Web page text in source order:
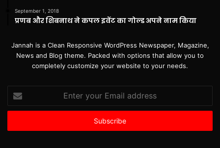
September 1, 2018
प्रणब और शिबनाथ ने कपल इवेंट का गोल्ड अपने नाम किया
Jannah is a Clean Responsive WordPress Newspaper, Magazine,
News and Blog theme. Packed with options that allow you to
completely customize your website to your needs.
your
Email